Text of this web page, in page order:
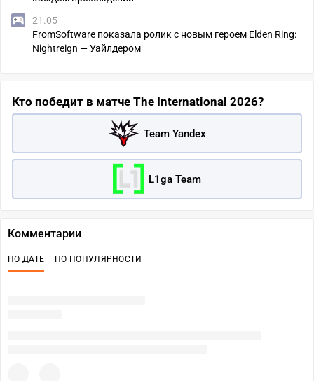
21.05
FromSoftware показала ролик с новым героем Elden Ring:
Nightreign — Уайлдером
Кто победит в матче The International 2026?
Team Yandex
L1ga Team
Комментарии
ПО ДАТЕ ПО ПОПУЛЯРНОСТИ